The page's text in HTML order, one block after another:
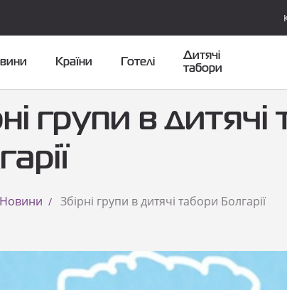
Країни Готелі
Дитячі
табори
групи в дитячі
Новини Збірні групи в дитячі табори Болгарії